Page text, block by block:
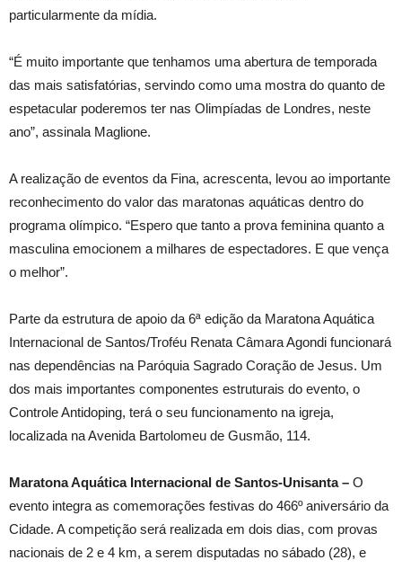
particularmente da mídia.
“É muito importante que tenhamos uma abertura de temporada
das mais satisfatórias, servindo como uma mostra do quanto de
espetacular poderemos ter nas Olimpíadas de Londres, neste
ano”, assinala Maglione.
A realização de eventos da Fina, acrescenta, levou ao importante
reconhecimento do valor das maratonas aquáticas dentro do
programa olímpico. “Espero que tanto a prova feminina quanto a
masculina emocionem a milhares de espectadores. E que vença
o melhor”.
Parte da estrutura de apoio da 6ª edição da Maratona Aquática
Internacional de Santos/Troféu Renata Câmara Agondi funcionará
nas dependências na Paróquia Sagrado Coração de Jesus. Um
dos mais importantes componentes estruturais do evento, o
Controle Antidoping, terá o seu funcionamento na igreja,
localizada na Avenida Bartolomeu de Gusmão, 114.
Maratona Aquática Internacional de Santos-Unisanta – O
evento integra as comemorações festivas do 466º aniversário da
Cidade. A competição será realizada em dois dias, com provas
nacionais de 2 e 4 km, a serem disputadas no sábado (28), e